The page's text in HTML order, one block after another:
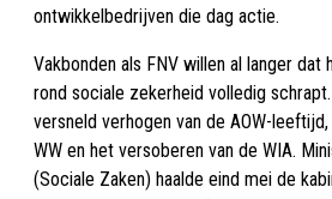
ontwikkelbedrijven die dag actie.
Vakbonden als FNV willen al langer dat
rond sociale zekerheid volledig
versneld verhogen van de AOW-
WW en het versoberen van de WIA.
(Sociale Zaken) haalde eind mei de